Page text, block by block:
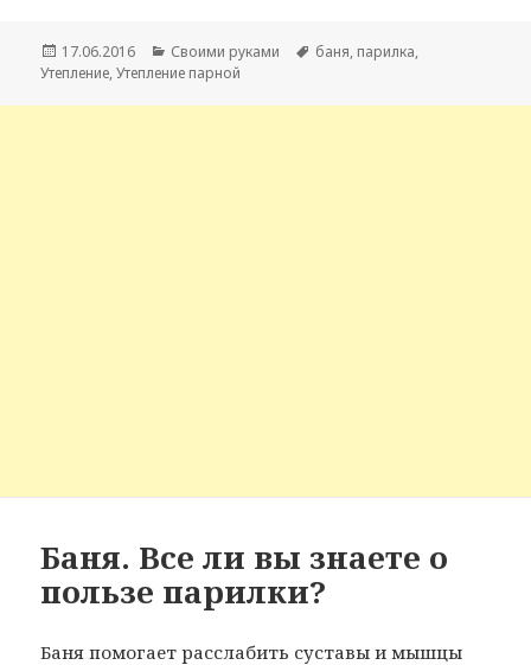
Опубликовано
17.06.2016 Рубрики
Своими руками Метки
баня, парилка,
Утепление,Утепление парной
Баня. Все ли вы знаете о
пользе парилки?
Баня помогает расслабить суставы и мышцы